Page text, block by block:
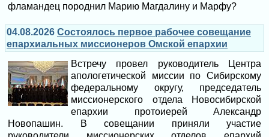
фламандец породнил Марию Магдалину и Марфу?
04.08.2026 Состоялось первое рабочее совещание
епархиальных миссионеров Омской епархии
Встречу провел руководитель Центра
апологетической миссии по Сибирскому
федеральному округу, председатель
миссионерского отдела Новосибирской
епархии протоиерей Александр
Новопашин. В совещании приняли участие